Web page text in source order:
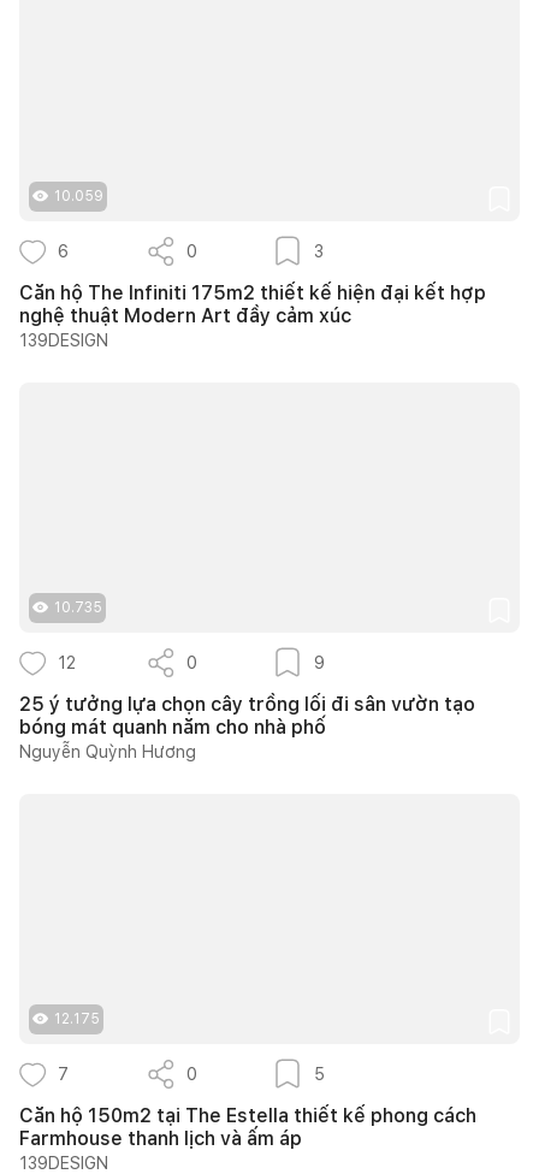
10.059
6 0 3
Căn hộ The Infiniti 175m2 thiết kế hiện đại kết hợp
nghệ thuật Modern Art đầy cảm xúc
139DESIGN
10.735
12 0 9
25 ý tưởng lựa chọn cây trồng lối đi sân vườn tạo
bóng mát quanh năm cho nhà phố
Nguyễn Quỳnh Hương
12.175
7 0 5
Căn hộ 150m2 tại The Estella thiết kế phong cách
Farmhouse thanh lịch và ấm áp
139DESIGN